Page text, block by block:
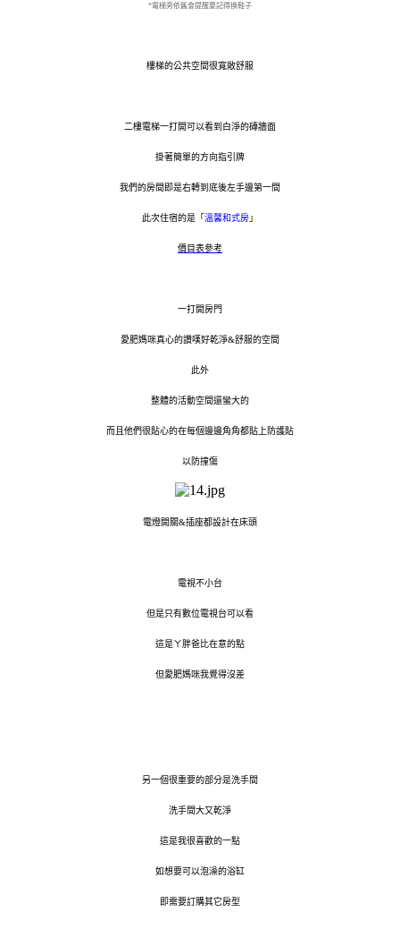
*電梯旁依舊會提醒要記得換鞋子
樓梯的公共空間很寬敞舒服
二樓電梯一打開可以看到白淨的磚牆面
掛著簡單的方向指引牌
我們的房間即是右轉到底後左手邊第一間
此次住宿的是「溫馨和式房」
價目表參考
一打開房門
愛肥媽咪真心的讚嘆好乾淨&舒服的空間
此外
整體的活動空間還蠻大的
而且他們很貼心的在每個邊邊角角都貼上防護貼
以防撞傷
電燈開關&插座都設計在床頭
電視不小台
但是只有數位電視台可以看
這是ㄚ胖爸比在意的點
但愛肥媽咪我覺得沒差
另一個很重要的部分是洗手間
洗手間大又乾淨
這是我很喜歡的一點
如想要可以泡澡的浴缸
即需要訂購其它房型